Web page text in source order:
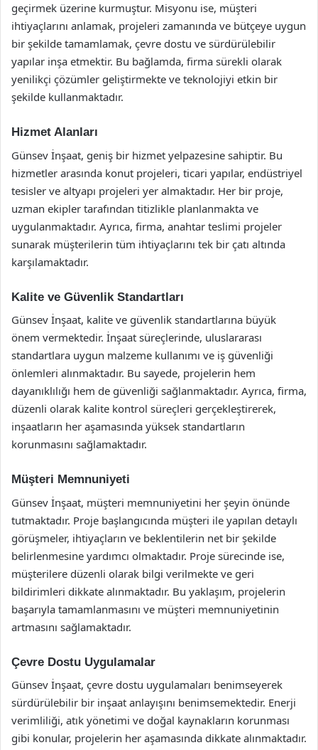
geçirmek üzerine kurmuştur. Misyonu ise, müşteri
ihtiyaçlarını anlamak, projeleri zamanında ve bütçeye uygun
bir şekilde tamamlamak, çevre dostu ve sürdürülebilir
yapılar inşa etmektir. Bu bağlamda, firma sürekli olarak
yenilikçi çözümler geliştirmekte ve teknolojiyi etkin bir
şekilde kullanmaktadır.
Hizmet Alanları
Günsev İnşaat, geniş bir hizmet yelpazesine sahiptir. Bu
hizmetler arasında konut projeleri, ticari yapılar, endüstriyel
tesisler ve altyapı projeleri yer almaktadır. Her bir proje,
uzman ekipler tarafından titizlikle planlanmakta ve
uygulanmaktadır. Ayrıca, firma, anahtar teslimi projeler
sunarak müşterilerin tüm ihtiyaçlarını tek bir çatı altında
karşılamaktadır.
Kalite ve Güvenlik Standartları
Günsev İnşaat, kalite ve güvenlik standartlarına büyük
önem vermektedir. İnşaat süreçlerinde, uluslararası
standartlara uygun malzeme kullanımı ve iş güvenliği
önlemleri alınmaktadır. Bu sayede, projelerin hem
dayanıklılığı hem de güvenliği sağlanmaktadır. Ayrıca, firma,
düzenli olarak kalite kontrol süreçleri gerçekleştirerek,
inşaatların her aşamasında yüksek standartların
korunmasını sağlamaktadır.
Müşteri Memnuniyeti
Günsev İnşaat, müşteri memnuniyetini her şeyin önünde
tutmaktadır. Proje başlangıcında müşteri ile yapılan detaylı
görüşmeler, ihtiyaçların ve beklentilerin net bir şekilde
belirlenmesine yardımcı olmaktadır. Proje sürecinde ise,
müşterilere düzenli olarak bilgi verilmekte ve geri
bildirimleri dikkate alınmaktadır. Bu yaklaşım, projelerin
başarıyla tamamlanmasını ve müşteri memnuniyetinin
artmasını sağlamaktadır.
Çevre Dostu Uygulamalar
Günsev İnşaat, çevre dostu uygulamaları benimseyerek
sürdürülebilir bir inşaat anlayışını benimsemektedir. Enerji
verimliliği, atık yönetimi ve doğal kaynakların korunması
gibi konular, projelerin her aşamasında dikkate alınmaktadır.